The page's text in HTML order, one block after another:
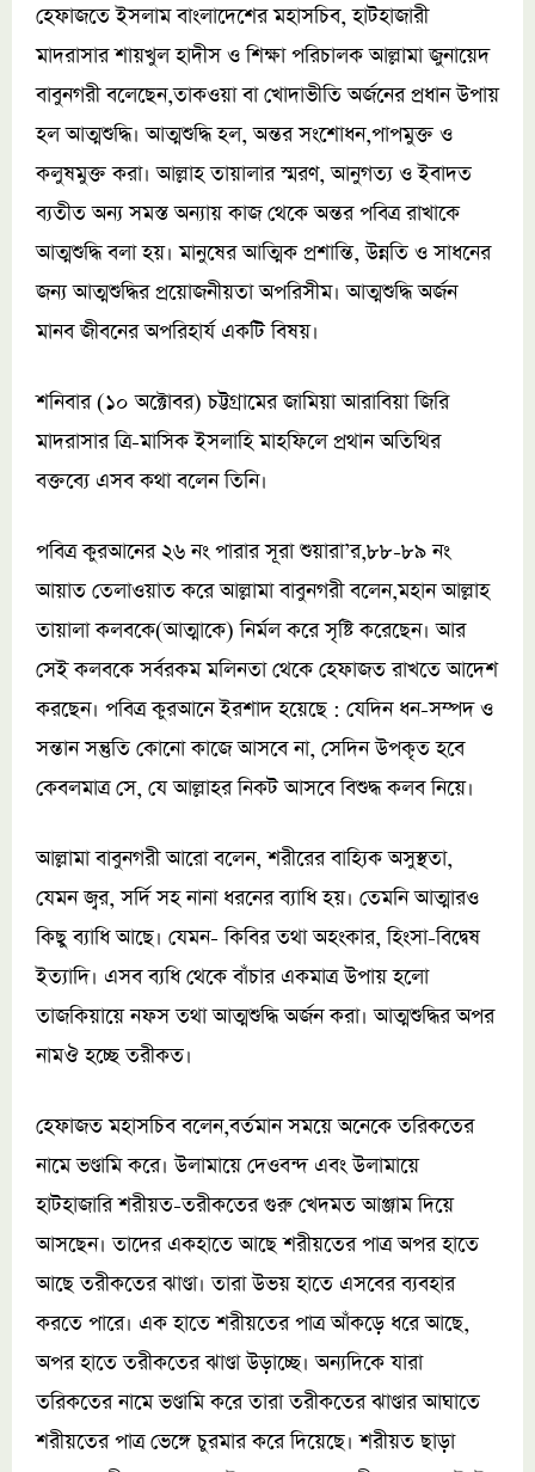
হেফাজতে ইসলাম বাংলাদেশের মহাসচিব, হাটহাজারী
মাদরাসার শায়খুল হাদীস ও শিক্ষা পরিচালক আল্লামা জুনায়েদ
বাবুনগরী বলেছেন,তাকওয়া বা খোদাভীতি অর্জনের প্রধান উপায়
হল আত্মশুদ্ধি। আত্মশুদ্ধি হল, অন্তর সংশোধন,পাপমুক্ত ও
কলুষমুক্ত করা। আল্লাহ তায়ালার স্মরণ, আনুগত্য ও ইবাদত
ব্যতীত অন্য সমস্ত অন্যায় কাজ থেকে অন্তর পবিত্র রাখাকে
আত্মশুদ্ধি বলা হয়। মানুষের আত্মিক প্রশান্তি, উন্নতি ও সাধনের
জন্য আত্মশুদ্ধির প্রয়োজনীয়তা অপরিসীম। আত্মশুদ্ধি অর্জন
মানব জীবনের অপরিহার্য একটি বিষয়।
শনিবার (১০ অক্টোবর) চট্টগ্রামের জামিয়া আরাবিয়া জিরি
মাদরাসার ত্রি-মাসিক ইসলাহি মাহফিলে প্রথান অতিথির
বক্তব্যে এসব কথা বলেন তিনি।
পবিত্র কুরআনের ২৬ নং পারার সূরা শুয়ারা’র,৮৮-৮৯ নং
আয়াত তেলাওয়াত করে আল্লামা বাবুনগরী বলেন,মহান আল্লাহ
তায়ালা কলবকে(আত্মাকে) নির্মল করে সৃষ্টি করেছেন। আর
সেই কলবকে সর্বরকম মলিনতা থেকে হেফাজত রাখতে আদেশ
করছেন। পবিত্র কুরআনে ইরশাদ হয়েছে : যেদিন ধন-সম্পদ ও
সন্তান সন্তুতি কোনো কাজে আসবে না, সেদিন উপকৃত হবে
কেবলমাত্র সে, যে আল্লাহর নিকট আসবে বিশুদ্ধ কলব নিয়ে।
আল্লামা বাবুনগরী আরো বলেন, শরীরের বাহ্যিক অসুস্থতা,
যেমন জ্বর, সর্দি সহ নানা ধরনের ব্যাধি হয়। তেমনি আত্মারও
কিছু ব্যাধি আছে। যেমন- কিবির তথা অহংকার, হিংসা-বিদ্বেষ
ইত্যাদি। এসব ব্যধি থেকে বাঁচার একমাত্র উপায় হলো
তাজকিয়ায়ে নফস তথা আত্মশুদ্ধি অর্জন করা। আত্মশুদ্ধির অপর
নামঔ হচ্ছে তরীকত।
হেফাজত মহাসচিব বলেন,বর্তমান সময়ে অনেকে তরিকতের
নামে ভণ্ডামি করে। উলামায়ে দেওবন্দ এবং উলামায়ে
হাটহাজারি শরীয়ত-তরীকতের গুরু খেদমত আঞ্জাম দিয়ে
আসছেন। তাদের একহাতে আছে শরীয়তের পাত্র অপর হাতে
আছে তরীকতের ঝাণ্ডা। তারা উভয় হাতে এসবের ব্যবহার
করতে পারে। এক হাতে শরীয়তের পাত্র আঁকড়ে ধরে আছে,
অপর হাতে তরীকতের ঝাণ্ডা উড়াচ্ছে। অন্যদিকে যারা
তরিকতের নামে ভণ্ডামি করে তারা তরীকতের ঝাণ্ডার আঘাতে
শরীয়তের পাত্র ভেঙ্গে চুরমার করে দিয়েছে। শরীয়ত ছাড়া